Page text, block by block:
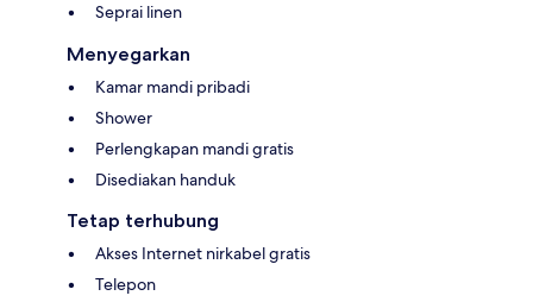
Seprai linen
Menyegarkan
Kamar mandi pribadi
Shower
Perlengkapan mandi gratis
Disediakan handuk
Tetap terhubung
Akses Internet nirkabel gratis
Telepon